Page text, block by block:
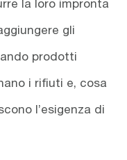
la loro impronta
gli
prodotti
i rifiuti e, cosa
l’esigenza di